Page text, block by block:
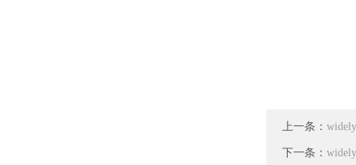
上一条：
下一条：